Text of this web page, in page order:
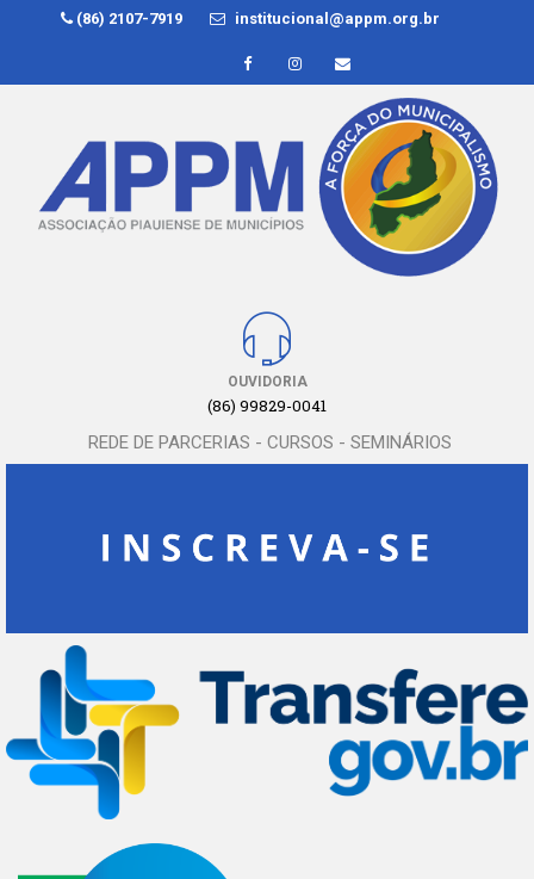
(86) 2107-7919 institucional@appm.org.br
OUVIDORIA
(86) 99829-0041
REDE DE PARCERIAS - CURSOS - SEMINÁRIOS